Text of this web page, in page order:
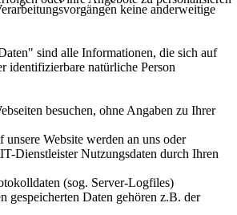
keine anderweitige
sind alle Informationen, die sich auf
identifizierbare natürliche Person
besuchen, ohne Angaben zu Ihrer
Website werden an uns oder
Dienstleister Nutzungsdaten durch Ihren
(sog. Server-Logfiles)
gespeicherten Daten gehören z.B. der